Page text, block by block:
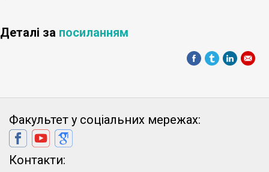
Деталі за посиланням
Факультет у соціальних мережах:
Контакти: